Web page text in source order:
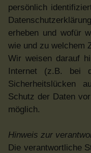
persönlich
erheben und wofür
wie und zu welchem
Wir weisen darauf
Internet (z.B. bei
Sicherheitslücken
Schutz der Daten
möglich.
Hinweis zur
Die verantwortliche